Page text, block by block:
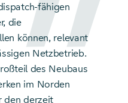
fähigen
die
können, relevant
Netzbetrieb.
des Neubaus
im Norden
den derzeit